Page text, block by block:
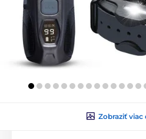
Zobraziť viac